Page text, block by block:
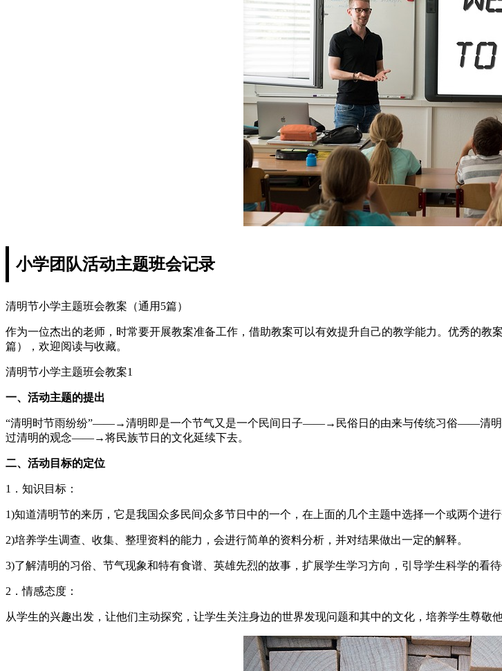
小学团队活动主题班会记录
清明节小学主题班会教案（通用5篇）
作为一位杰出的老师，时常要开展教案准备工作，借助教案可以有效提升自己的教学能力。优秀的
篇），欢迎阅读与收藏。
清明节小学主题班会教案1
一、活动主题的提出
“清明时节雨纷纷”——→清明即是一个节气又是一个民间日子——→民俗日的由来与传统习俗——清
过清明的观念——→将民族节日的文化延续下去。
二、活动目标的定位
1．知识目标：
1)知道清明节的来历，它是我国众多民间众多节日中的一个，在上面的几个主题中选择一个或两个进
2)培养学生调查、收集、整理资料的能力，会进行简单的资料分析，并对结果做出一定的解释。
3)了解清明的习俗、节气现象和特有食谱、英雄先烈的故事，扩展学生学习方向，引导学生科学的看
2．情感态度：
从学生的兴趣出发，让他们主动探究，让学生关注身边的世界发现问题和其中的文化，培养学生尊敬